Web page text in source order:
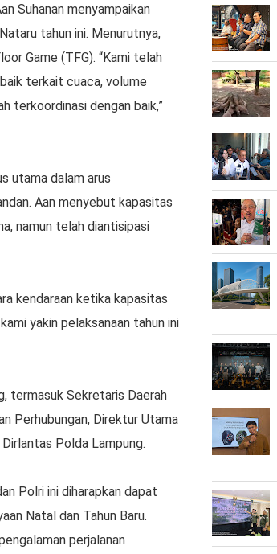
Suhanan menyampaikan
tahun ini. Menurutnya,
Game (TFG). “Kami telah
terkait cuaca, volume
terkoordinasi dengan baik,”
utama dalam arus
Aan menyebut kapasitas
namun telah diantisipasi
kendaraan ketika kapasitas
yakin pelaksanaan tahun ini
termasuk Sekretaris Daerah
Perhubungan, Direktur Utama
Polda Lampung.
Polri ini diharapkan dapat
Natal dan Tahun Baru.
perjalanan